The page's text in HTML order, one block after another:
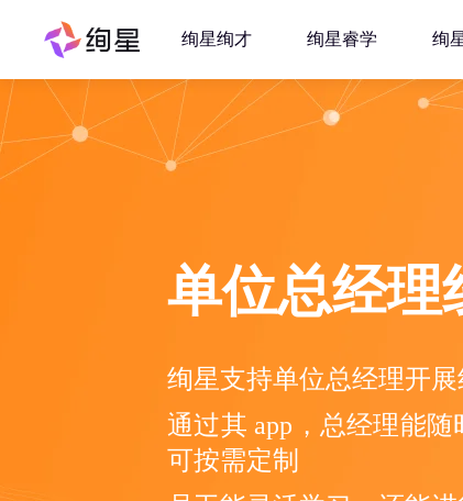
绚星绚才 绚星睿学 绚
单位总经理
绚星支持单位总经理开展
通过其 app，总经理能
可按需定制